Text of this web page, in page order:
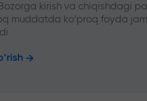
kirish va chiqishdagi
muddatda ko‘proq foyda